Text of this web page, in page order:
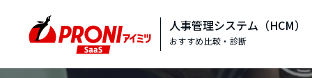
人事管理システム（HCM）
おすすめ比較・診断